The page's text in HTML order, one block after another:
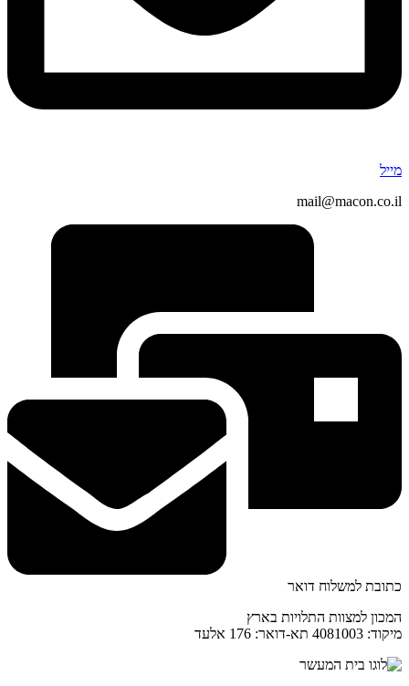
מייל
mail@macon.co.il
כתובת למשלוח דואר
המכון למצוות התלויות בארץ
מיקוד: 4081003 תא-דואר: 176 אלעד